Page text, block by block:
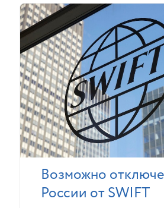
Возможно
России от SWIFT